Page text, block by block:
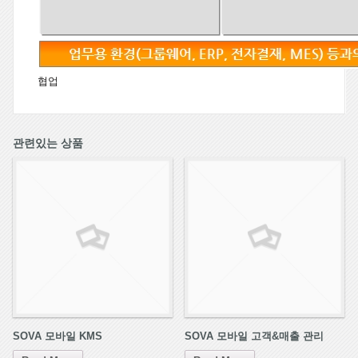
협업
관련있는 상품
SOVA 모바일 KMS SOVA 모바일 고객&매출 관리